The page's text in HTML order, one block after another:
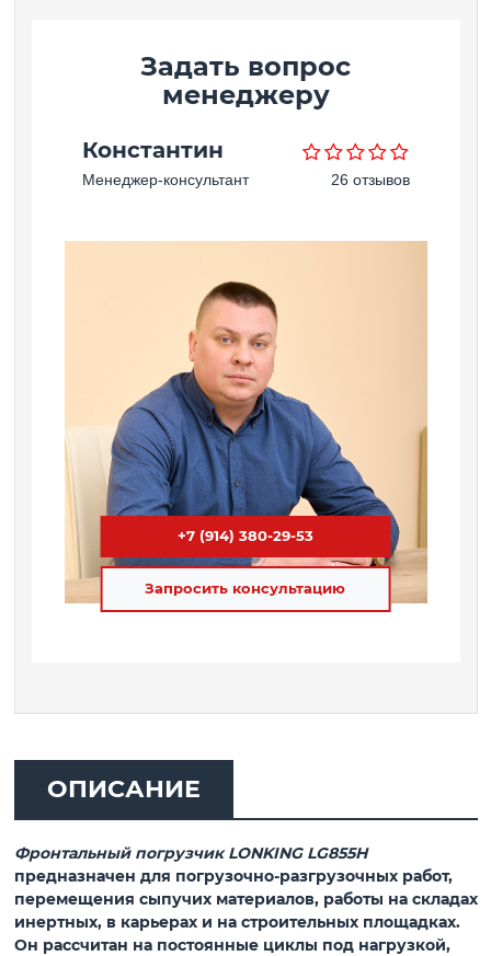
Задать вопрос
менеджеру
Константин
Менеджер-консультант 26 отзывов
+7 (914) 380-29-53
Запросить консультацию
ОПИСАНИЕ
Фронтальный погрузчик LONKING LG855Н
предназначен для погрузочно-разгрузочных работ,
перемещения сыпучих материалов, работы на складах
инертных, в карьерах и на строительных площадках.
Он рассчитан на постоянные циклы под нагрузкой,